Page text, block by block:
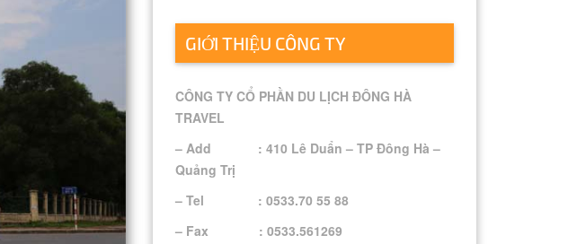
GIỚI THIỆU CÔNG TY
CÔNG TY CỔ PHẦN DU LỊCH ĐÔNG HÀ
TRAVEL
– Add : 410 Lê Duẩn – TP Đông Hà –
Quảng Trị
– Tel : 0533.70 55 88
– Fax : 0533.561269